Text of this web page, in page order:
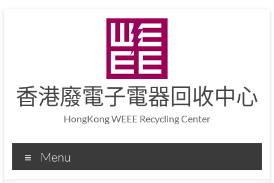
香港廢電子電器回收中心
HongKong WEEE Recycling Center
Menu